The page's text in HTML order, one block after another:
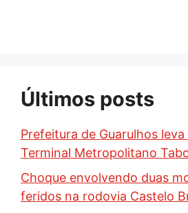
Últimos posts
Prefeitura de Guarulhos
Terminal Metropolitano
Choque envolvendo duas
feridos na rodovia Castelo